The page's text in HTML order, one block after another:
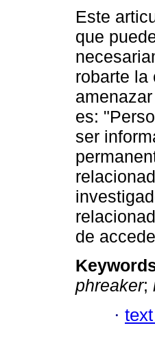
Este
que
robarte la
es:
ser
de
phreaker;
·